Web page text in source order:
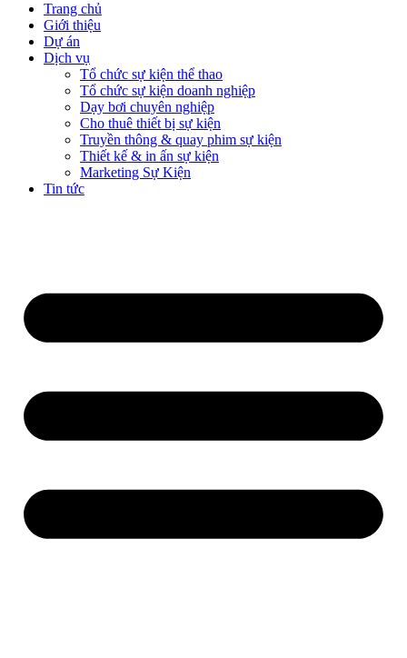
Trang chủ
Giới thiệu
Dự án
Dịch vụ
Tổ chức sự kiện thể thao
Tổ chức sự kiện doanh nghiệp
Dạy bơi chuyên nghiệp
Cho thuê thiết bị sự kiện
Truyền thông & quay phim sự kiện
Thiết kế & in ấn sự kiện
Marketing Sự Kiện
Tin tức